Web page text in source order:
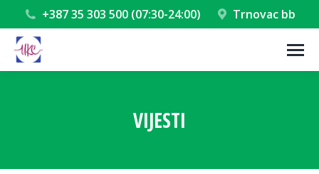
+387 35 303 500 (07:30-24:00) Trnovac bb
VIJESTI